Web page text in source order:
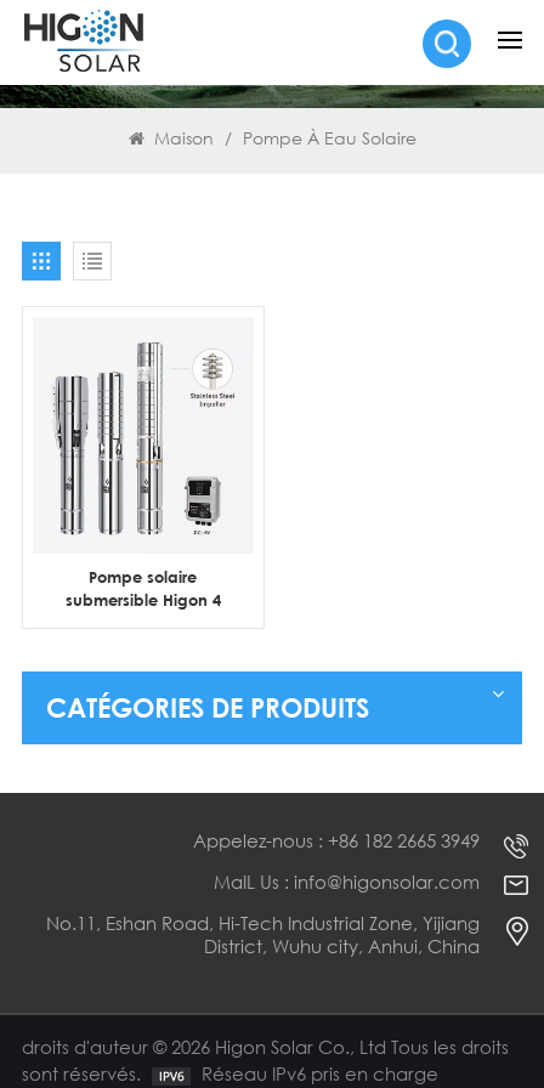
Maison / Pompe À Eau Solaire
Pompe solaire
submersible Higon 4
CATÉGORIES DE PRODUITS
Appelez-nous : +86 182 2665 3949
MaIL Us : info@higonsolar.com
No.11, Eshan Road, Hi-Tech Industrial Zone, Yijiang
District, Wuhu city, Anhui, China
droits d'auteur © 2026 Higon Solar Co., Ltd Tous les droits
sont réservés.
Réseau IPv6 pris en charge